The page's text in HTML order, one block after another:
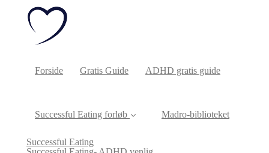
Forside Gratis Guide ADHD gratis guide
Successful Eating forløb
Successful Eating
Madro-biblioteket